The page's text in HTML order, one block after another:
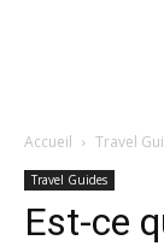
Accueil Travel
Travel Guides
Est-ce